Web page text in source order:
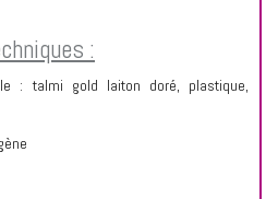
:
: talmi gold laiton doré, plastique,